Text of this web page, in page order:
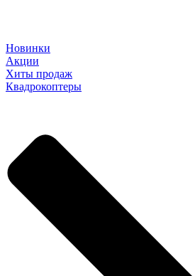
Новинки
Акции
Хиты продаж
Квадрокоптеры